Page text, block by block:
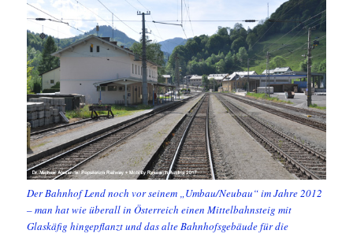
Der Bahnhof Lend noch vor seinem „Umbau/Neubau“ im Jahre 2012
– man hat wie überall in Österreich einen Mittelbahnsteig mit
Glaskäfig hingepflanzt und das alte Bahnhofsgebäude für die